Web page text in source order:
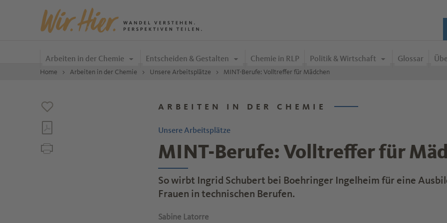
Zum Inhalt springen
Arbeiten in der Chemie Entscheiden & Gestalten Chemie in RLP Politik & Wirtschaft Glossar
Home Arbeiten in der Chemie Unsere Arbeitsplätze MINT-Berufe: Volltreffer für Mädchen
ARBEITEN IN DER CHEMIE
Unsere Arbeitsplätze
MINT-Berufe: Volltreffer für
So wirbt Ingrid Schubert bei Boehringer Ingelheim für eine
Frauen in technischen Berufen.
Sabine Latorre